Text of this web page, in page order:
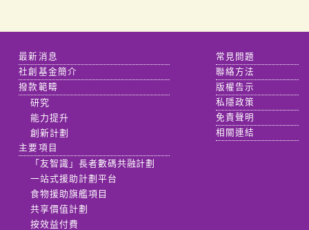
最新消息
社創基金簡介
撥款範疇
研究
能力提升
創新計劃
主要項目
「友智識」長者數碼共融計劃
一站式援助計劃平台
食物援助旗艦項目
共享價值計劃
按效益付費
常見問題
聯絡方法
版權告示
私隱政策
免責聲明
相關連結